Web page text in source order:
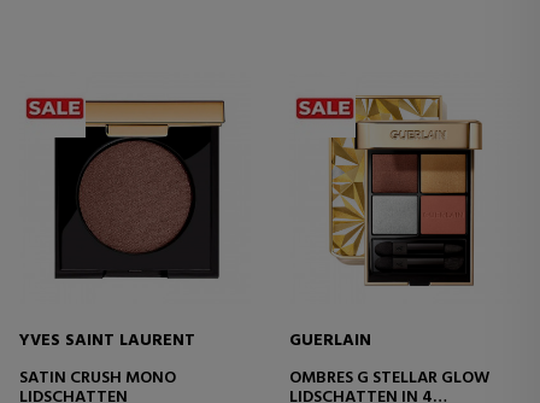
YVES SAINT LAURENT
SATIN CRUSH MONO
LIDSCHATTEN
GUERLAIN
OMBRES G STELLAR GLOW
LIDSCHATTEN IN 4